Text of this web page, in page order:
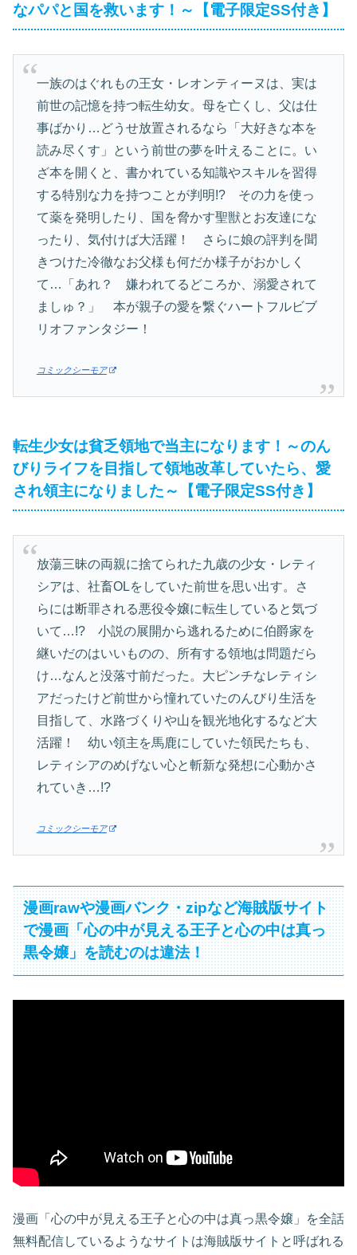
なパパと国を救います！～【電子限定SS付き】
一族のはぐれもの王女・レオンティーヌは、実は
前世の記憶を持つ転生幼女。母を亡くし、父は仕
事ばかり…どうせ放置されるなら「大好きな本を
読み尽くす」という前世の夢を叶えることに。い
ざ本を開くと、書かれている知識やスキルを習得
する特別な力を持つことが判明!? その力を使っ
て薬を発明したり、国を脅かす聖獣とお友達にな
ったり、気付けば大活躍！ さらに娘の評判を聞
きつけた冷徹なお父様も何だか様子がおかしく
て…「あれ？ 嫌われてるどころか、溺愛されて
ましゅ？」 本が親子の愛を繋ぐハートフルビブ
リオファンタジー！
コミックシーモア
転生少女は貧乏領地で当主になります！～のん
びりライフを目指して領地改革していたら、愛
され領主になりました～【電子限定SS付き】
放蕩三昧の両親に捨てられた九歳の少女・レティ
シアは、社畜OLをしていた前世を思い出す。さ
らには断罪される悪役令嬢に転生していると気づ
いて…!? 小説の展開から逃れるために伯爵家を
継いだのはいいものの、所有する領地は問題だら
け…なんと没落寸前だった。大ピンチなレティシ
アだったけど前世から憧れていたのんびり生活を
目指して、水路づくりや山を観光地化するなど大
活躍！ 幼い領主を馬鹿にしていた領民たちも、
レティシアのめげない心と斬新な発想に心動かさ
れていき…!?
コミックシーモア
漫画rawや漫画バンク・zipなど海賊版サイト
で漫画「心の中が見える王子と心の中は真っ
黒令嬢」を読むのは違法！
漫画「心の中が見える王子と心の中は真っ黒令嬢」を全話
無料配信しているようなサイトは海賊版サイトと呼ばれる